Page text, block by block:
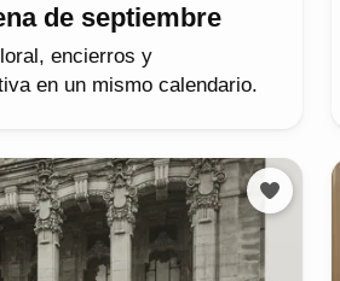
de septiembre
encierros y
en un mismo calendario.